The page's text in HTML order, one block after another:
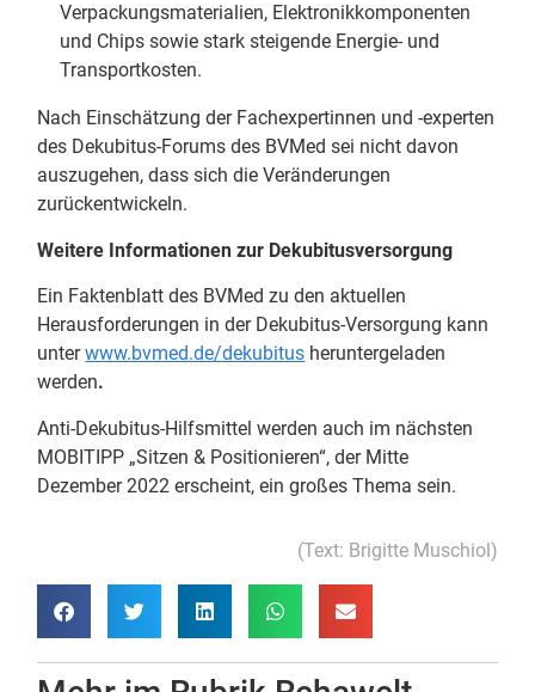
Verpackungsmaterialien, Elektronikkomponenten
und Chips sowie stark steigende Energie- und
Transportkosten.
Nach Einschätzung der Fachexpertinnen und -experten
des Dekubitus-Forums des BVMed sei nicht davon
auszugehen, dass sich die Veränderungen
zurückentwickeln.
Weitere Informationen zur Dekubitusversorgung
Ein Faktenblatt des BVMed zu den aktuellen
Herausforderungen in der Dekubitus-Versorgung kann
unterwww.bvmed.de/dekubitus heruntergeladen
werden.
Anti-Dekubitus-Hilfsmittel werden auch im nächsten
MOBITIPP „Sitzen & Positionieren“, der Mitte
Dezember 2022 erscheint, ein großes Thema sein.
(Text: Brigitte Muschiol)